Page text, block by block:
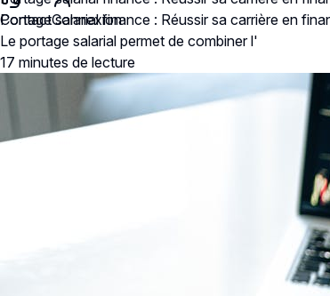
ContactConnexion
Portage salarial finance : Réussir sa carrière en
Le portage salarial permet de combiner l'
17 minutes de lecture